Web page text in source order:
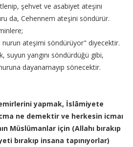
şehvet ve asabiyet ateşini
da, Cehennem ateşini söndürür.
nurun ateşimi söndürüyor" diyecektir.
suyun yangını söndürdüğü gibi,
dayanamayıp sönecektir.
yapmak, İslâmiyete
ne demektir ve herkesin icmaı
Müslümanlar için (Allahı bırakıp
bırakıp insana tapınıyorlar)